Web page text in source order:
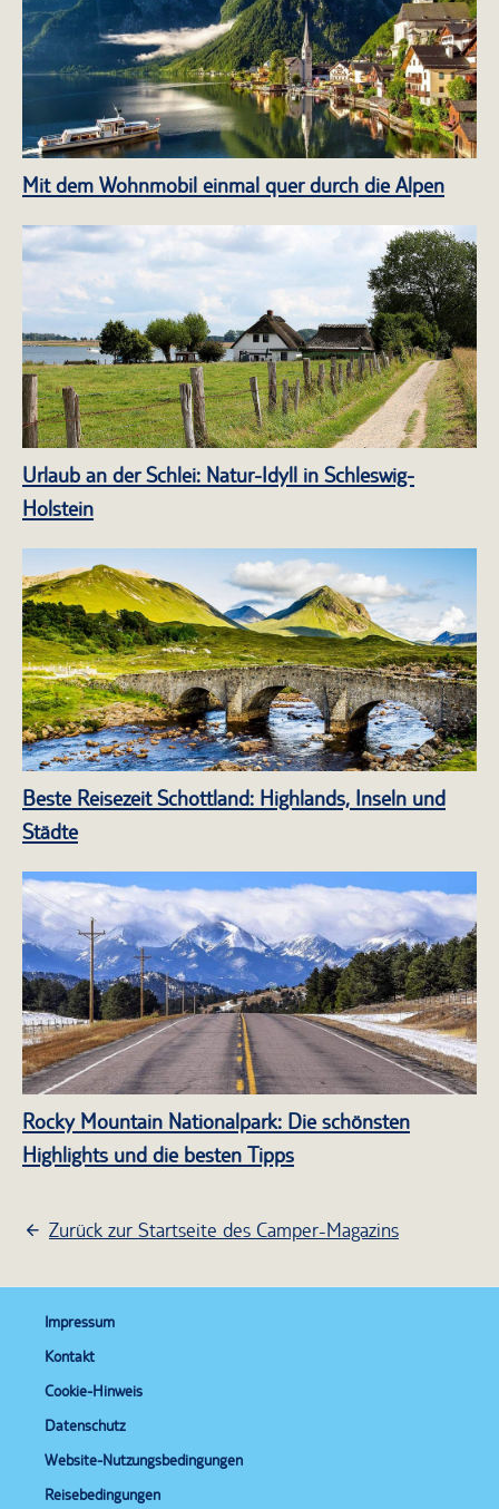
Mit dem Wohnmobil einmal quer durch die Alpen
Urlaub an der Schlei: Natur-Idyll in Schleswig-
Holstein
Beste Reisezeit Schottland: Highlands, Inseln und
Städte
Rocky Mountain Nationalpark: Die schönsten
Highlights und die besten Tipps
Zurück zur Startseite des Camper-Magazins
Impressum
Kontakt
Cookie-Hinweis
Datenschutz
Website-Nutzungsbedingungen
Reisebedingungen